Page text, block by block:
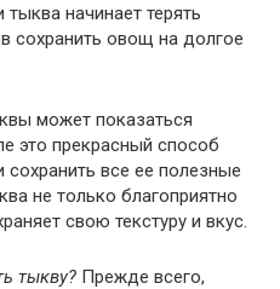
тыква начинает терять
сохранить овощ на долгое
может показаться
это прекрасный способ
сохранить все ее полезные
не только благоприятно
свою текстуру и вкус.
тыкву? Прежде всего,